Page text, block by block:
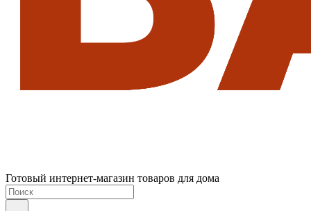
Готовый интернет-магазин товаров для дома